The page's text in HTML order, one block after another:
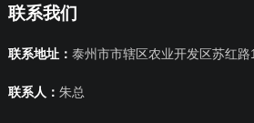
联系我们
联系地址： 泰州市市辖区农业开发区苏红路
联系人： 朱总